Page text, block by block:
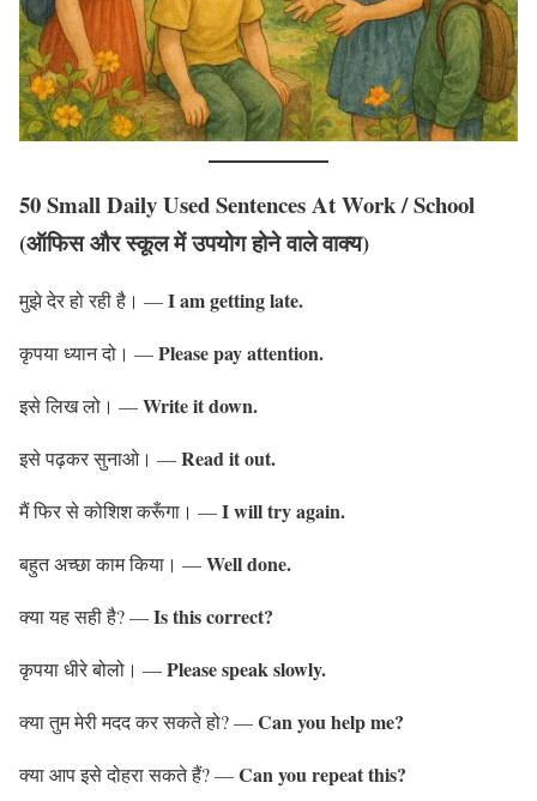
50 Small Daily Used Sentences At Work / School
(ऑफिस और स्कूल में उपयोग होने वाले वाक्य)
मुझे देर हो रही है। —I am getting late.
कृपया ध्यान दो। —Please pay attention.
इसे लिख लो। —Write it down.
इसे पढ़कर सुनाओ। —Read it out.
मैं फिर से कोशिश करूँगा। —I will try again.
बहुत अच्छा काम किया। —Well done.
क्या यह सही है? —Is this correct?
कृपया धीरे बोलो। —Please speak slowly.
क्या तुम मेरी मदद कर सकते हो? —Can you help me?
क्या आप इसे दोहरा सकते हैं? —Can you repeat this?